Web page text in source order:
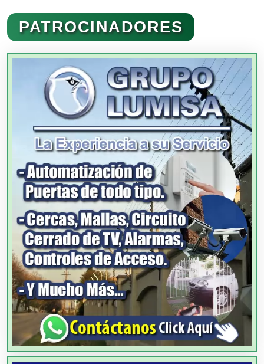
Administración de Empresas
Agencias Aduanales
Agencias de Autos
Agencias de Cobranza
Agencias de Colocación
Agencias de Modelos
Agencias de Publicidad
Agencias de Viajes
PATROCINADORES